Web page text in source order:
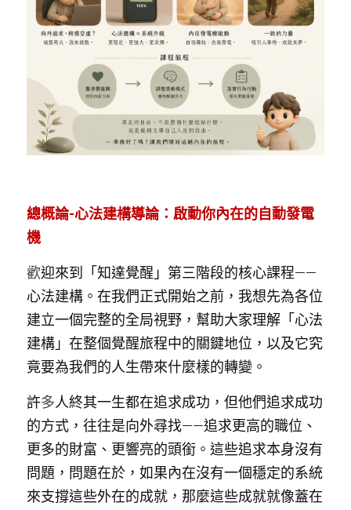
總概論-心法建構導論：啟動你內在的自動發電
機
歡迎來到「知達覺醒」第三階段的核心課程——
心法建構。在我們正式開始之前，我想先為各位
建立一個完整的全局視野，幫助大家理解「心法
建構」在整個覺醒旅程中的關鍵地位，以及它究
竟要為我們的人生帶來什麼樣的轉變。
許多人終其一生都在追求成功，但他們追求成功
的方式，往往是向外尋找——追求更高的職位、
更多的財富、更響亮的頭銜。這些追求本身沒有
問題，問題在於，如果內在沒有一個穩定的系統
來支撐這些外在的成就，那麼這些成就就像蓋在